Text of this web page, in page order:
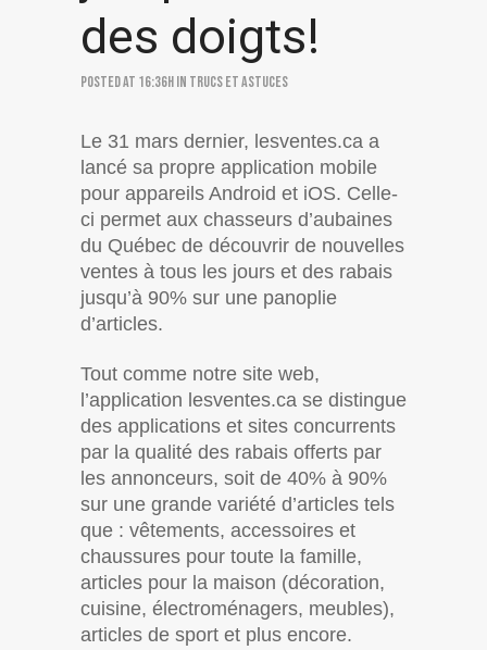
des doigts!
Posted at 16:36hin Trucs et astuces
Le 31 mars dernier, lesventes.ca a
lancé sa propre application mobile
pour appareils Android et iOS. Celle-
ci permet aux chasseurs d’aubaines
du Québec de découvrir de nouvelles
ventes à tous les jours et des rabais
jusqu’à 90% sur une panoplie
d’articles.
Tout comme notre site web,
l’application lesventes.ca se distingue
des applications et sites concurrents
par la qualité des rabais offerts par
les annonceurs, soit de 40% à 90%
sur une grande variété d’articles tels
que : vêtements, accessoires et
chaussures pour toute la famille,
articles pour la maison (décoration,
cuisine, électroménagers, meubles),
articles de sport et plus encore.